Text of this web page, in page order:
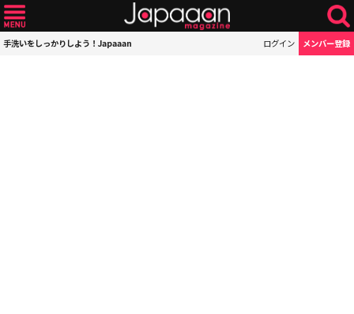
手洗いをしっかりしよう！Japaaan ログイン メンバー登録